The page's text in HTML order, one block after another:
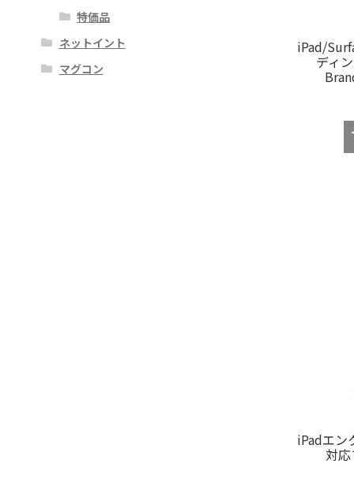
iPad/
ディ
iPadエン
対
特価品
ネットイント
マグコン